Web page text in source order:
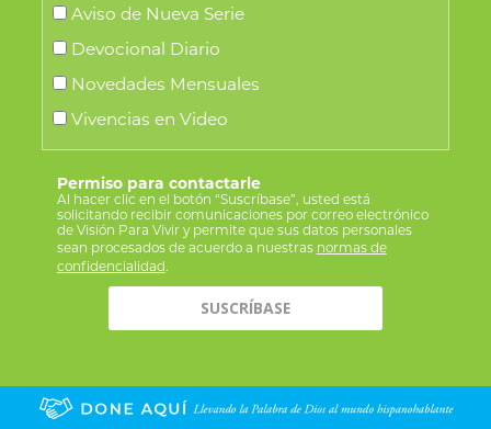
Aviso de Nueva Serie
Devocional Diario
Novedades Mensuales
Vivencias en Video
Permiso para contactarle
Al hacer clic en el botón “Suscríbase”, usted está
solicitando recibir comunicaciones por correo electrónico
de Visión Para Vivir y permite que sus datos personales
sean procesados de acuerdo a nuestras normas de
confidencialidad.